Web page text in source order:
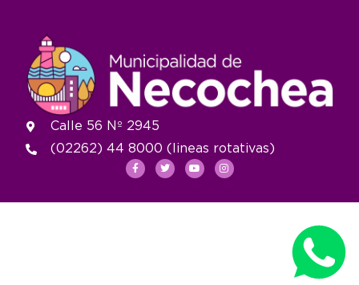
Calle 56 Nº 2945
(02262) 44 8000 (lineas rotativas)